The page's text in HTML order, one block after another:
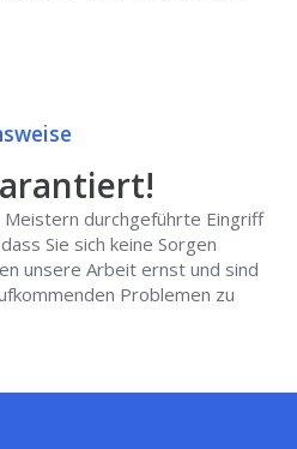
durchgeführte Eingriff
Sie sich keine Sorgen
unsere Arbeit ernst und sind
Problemen zu